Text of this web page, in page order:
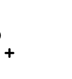
Palais).